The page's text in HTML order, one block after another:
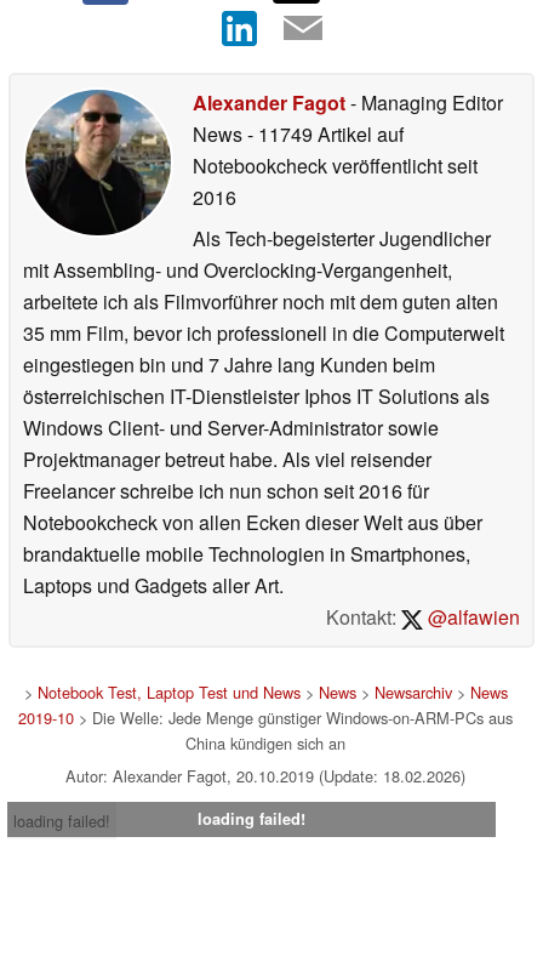
Alexander Fagot- Managing Editor
News- 11749 Artikel auf
Notebookcheck veröffentlichtseit
2016
Als Tech-begeisterter Jugendlicher
mit Assembling- und Overclocking-Vergangenheit,
arbeitete ich als Filmvorführer noch mit dem guten alten
35 mm Film, bevor ich professionell in die Computerwelt
eingestiegen bin und 7 Jahre lang Kunden beim
österreichischen IT-Dienstleister Iphos IT Solutions als
Windows Client- und Server-Administrator sowie
Projektmanager betreut habe. Als viel reisender
Freelancer schreibe ich nun schon seit 2016 für
Notebookcheck von allen Ecken dieser Welt aus über
brandaktuelle mobile Technologien in Smartphones,
Laptops und Gadgets aller Art.
Kontakt:
@alfawien
> Notebook Test, Laptop Test und News> News> Newsarchiv> News
2019-10 > Die Welle: Jede Menge günstiger Windows-on-ARM-PCs aus
China kündigen sich an
Autor: Alexander Fagot, 20.10.2019 (Update: 18.02.2026)
loading failed!
loading failed!